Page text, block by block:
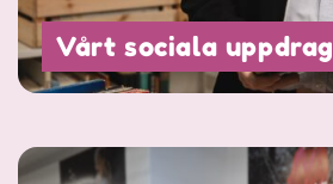
Vårt sociala uppdrag